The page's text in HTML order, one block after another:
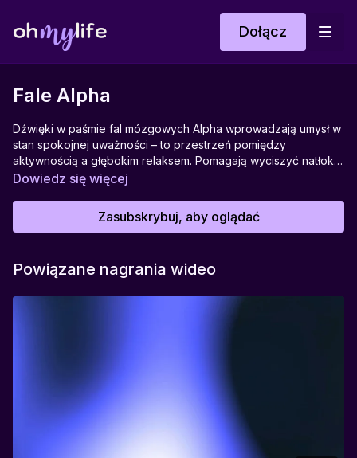
Dołącz
Fale Alpha
Dźwięki w paśmie fal mózgowych Alpha wprowadzają umysł w
stan spokojnej uważności – to przestrzeń pomiędzy
aktywnością a głębokim relaksem. Pomagają wyciszyć natłok
myśli, wspierają koncentrację, twórcze działanie i uczą bycia
nauki, gdy potrzebujesz jasności i łagodnego skupienia. To
delikatna podróż do wnętrza siebie, bez presji i pośpiechu –
Dowiedz się więcej
Zasubskrybuj, aby oglądać
Powiązane nagrania wideo